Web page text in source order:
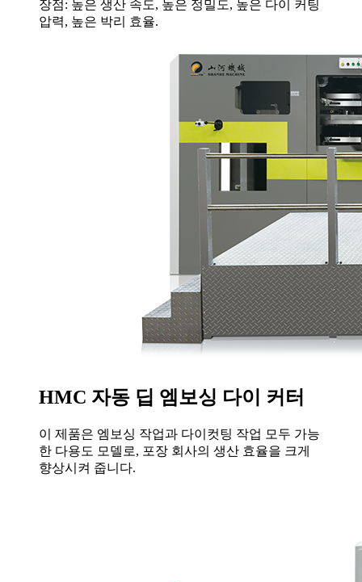
장점: 높은 생산 속도, 높은 정밀도, 높은 다이 커팅
압력, 높은 박리 효율.
HMC 자동 딥 엠보싱 다이 커터
이 제품은 엠보싱 작업과 다이컷팅 작업 모두 가능
한 다용도 모델로, 포장 회사의 생산 효율을 크게
향상시켜 줍니다.